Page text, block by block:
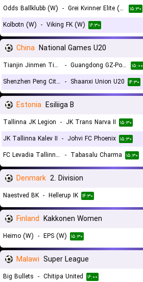
Odds Ballklubb (W) - Grei Kvinner Elite (W) ۱۵:۳۰
Kolbotn (W) - Viking FK (W) ۱۶:۳۰
China National Games U20
Tianjin Jinmen Tigers U20 - Guangdong GZ-Power U20 ۱۵:۰۰
Shenzhen Peng City U20 - Shaanxi Union U20 ۱۴:۳۰
Estonia Esiliiga B
Tallinna JK Legion - JK Trans Narva II ۱۵:۳۰
JK Tallinna Kalev II - Johvi FC Phoenix ۱۵:۳۰
FC Levadia Tallinn III - Tabasalu Charma ۱۵:۳۰
Denmark 2. Division
Naestved BK - Hellerup IK ۱۴:۳۰
Finland Kakkonen Women
Heimo (W) - EPS (W) ۱۵:۳۰
Malawi Super League
Big Bullets - Chitipa United ۱۶:۰۰